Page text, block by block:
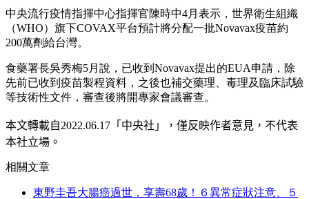
中央流行疫情指揮中心指揮官陳時中4月表示，世界衛生組織
（WHO）旗下COVAX平台預計將分配一批Novavax疫苗約
200萬劑給台灣。
食藥署長吳秀梅5月說，已收到Novavax提出的EUA申請，除
先前已收到疫苗製程資料，之後也補交藥理、毒理及臨床試驗
等技術性文件，審查後將開專家會議審查。
本文轉載自2022.06.17 「中央社」
，僅反映作者意見，不代表
本社立場。
相關文章
東野圭吾大腸癌過世，享壽68歲！６異常症狀注意、５